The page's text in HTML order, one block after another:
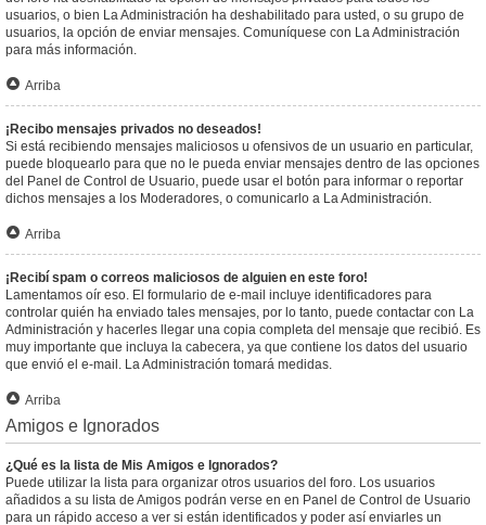
usuarios, o bien La Administración ha deshabilitado para usted, o su grupo de
usuarios, la opción de enviar mensajes. Comuníquese con La Administración
para más información.
Arriba
¡Recibo mensajes privados no deseados!
Si está recibiendo mensajes maliciosos u ofensivos de un usuario en particular,
puede bloquearlo para que no le pueda enviar mensajes dentro de las opciones
del Panel de Control de Usuario, puede usar el botón para informar o reportar
dichos mensajes a los Moderadores, o comunicarlo a La Administración.
Arriba
¡Recibí spam o correos maliciosos de alguien en este foro!
Lamentamos oír eso. El formulario de e-mail incluye identificadores para
controlar quién ha enviado tales mensajes, por lo tanto, puede contactar con La
Administración y hacerles llegar una copia completa del mensaje que recibió. Es
muy importante que incluya la cabecera, ya que contiene los datos del usuario
que envió el e-mail. La Administración tomará medidas.
Arriba
Amigos e Ignorados
¿Qué es la lista de Mis Amigos e Ignorados?
Puede utilizar la lista para organizar otros usuarios del foro. Los usuarios
añadidos a su lista de Amigos podrán verse en en Panel de Control de Usuario
para un rápido acceso a ver si están identificados y poder así enviarles un